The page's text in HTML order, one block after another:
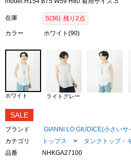
在庫 S(36) 残り2点
カラー ホワイト(90)
ホワイト ライトグレー
SALE
ブランド
GIANNI LO GIUDICE(小さい
カテゴリ
トップス >
タンクトップ・
品番
NHKGA27100